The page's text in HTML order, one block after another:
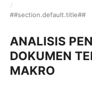
/
##section.default.title##
ANALISIS
DOKUMEN
MAKRO